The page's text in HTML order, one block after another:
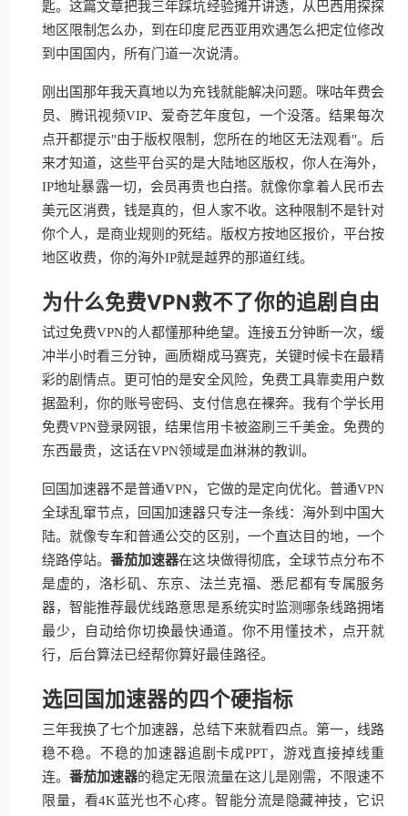
匙。这篇文章把我三年踩坑经验摊开讲透，从巴西用探探
地区限制怎么办，到在印度尼西亚用欢遇怎么把定位修改
到中国国内，所有门道一次说清。
刚出国那年我天真地以为充钱就能解决问题。咪咕年费会
员、腾讯视频VIP、爱奇艺年度包，一个没落。结果每次
点开都提示"由于版权限制，您所在的地区无法观看"。后
来才知道，这些平台买的是大陆地区版权，你人在海外，
IP地址暴露一切，会员再贵也白搭。就像你拿着人民币去
美元区消费，钱是真的，但人家不收。这种限制不是针对
你个人，是商业规则的死结。版权方按地区报价，平台按
地区收费，你的海外IP就是越界的那道红线。
为什么免费VPN救不了你的追剧自由
试过免费VPN的人都懂那种绝望。连接五分钟断一次，缓
冲半小时看三分钟，画质糊成马赛克，关键时候卡在最精
彩的剧情点。更可怕的是安全风险，免费工具靠卖用户数
据盈利，你的账号密码、支付信息在裸奔。我有个学长用
免费VPN登录网银，结果信用卡被盗刷三千美金。免费的
东西最贵，这话在VPN领域是血淋淋的教训。
回国加速器不是普通VPN，它做的是定向优化。普通VPN
全球乱窜节点，回国加速器只专注一条线：海外到中国大
陆。就像专车和普通公交的区别，一个直达目的地，一个
绕路停站。番茄加速器在这块做得彻底，全球节点分布不
是虚的，洛杉矶、东京、法兰克福、悉尼都有专属服务
器，智能推荐最优线路意思是系统实时监测哪条线路拥堵
最少，自动给你切换最快通道。你不用懂技术，点开就
行，后台算法已经帮你算好最佳路径。
选回国加速器的四个硬指标
三年我换了七个加速器，总结下来就看四点。第一，线路
稳不稳。不稳的加速器追剧卡成PPT，游戏直接掉线重
连。番茄加速器的稳定无限流量在这儿是刚需，不限速不
限量，看4K蓝光也不心疼。智能分流是隐藏神技，它识